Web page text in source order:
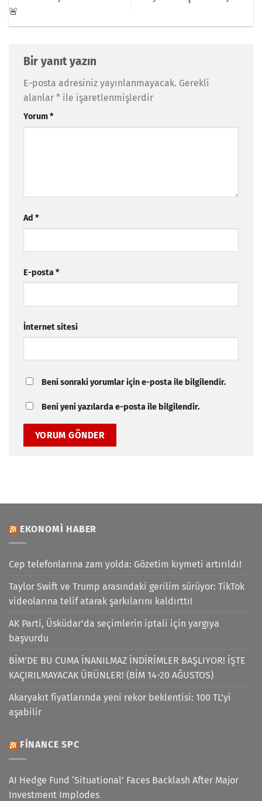
🚨
Bir yanıt yazın
E-posta adresiniz yayınlanmayacak. Gerekli
alanlar * ile işaretlenmişlerdir
Yorum*
Ad *
E-posta*
İnternet sitesi
Beni sonraki yorumlar için e-posta ile bilgilendir.
Beni yeni yazılarda e-posta ile bilgilendir.
EKONOMI HABER
Cep telefonlarına zam yolda: Gözetim kıymeti artırıldı!
Taylor Swift ve Trump arasındaki gerilim sürüyor: TikTok
videolarına telif atarak şarkılarını kaldırttı!
AK Parti, Üsküdar'da seçimlerin iptali için yargıya
başvurdu
BİM’DE BU CUMA İNANILMAZ İNDİRİMLER BAŞLIYOR! İŞTE
KAÇIRILMAYACAK ÜRÜNLER! (BİM 14-20 AĞUSTOS)
Akaryakıt fiyatlarında yeni rekor beklentisi: 100 TL’yi
aşabilir
FINANCE SPC
AI Hedge Fund ‘Situational’ Faces Backlash After Major
Investment Implodes